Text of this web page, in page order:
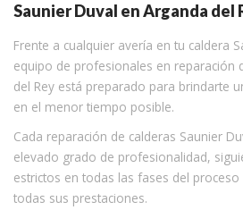
Saunier Duval en Arganda del
Frente a cualquier avería en tu caldera
equipo de profesionales en reparación
del Rey está preparado para brindarte
en el menor tiempo posible.
Cada reparación de calderas Saunier
elevado grado de profesionalidad,
estrictos en todas las fases del
todas sus prestaciones.